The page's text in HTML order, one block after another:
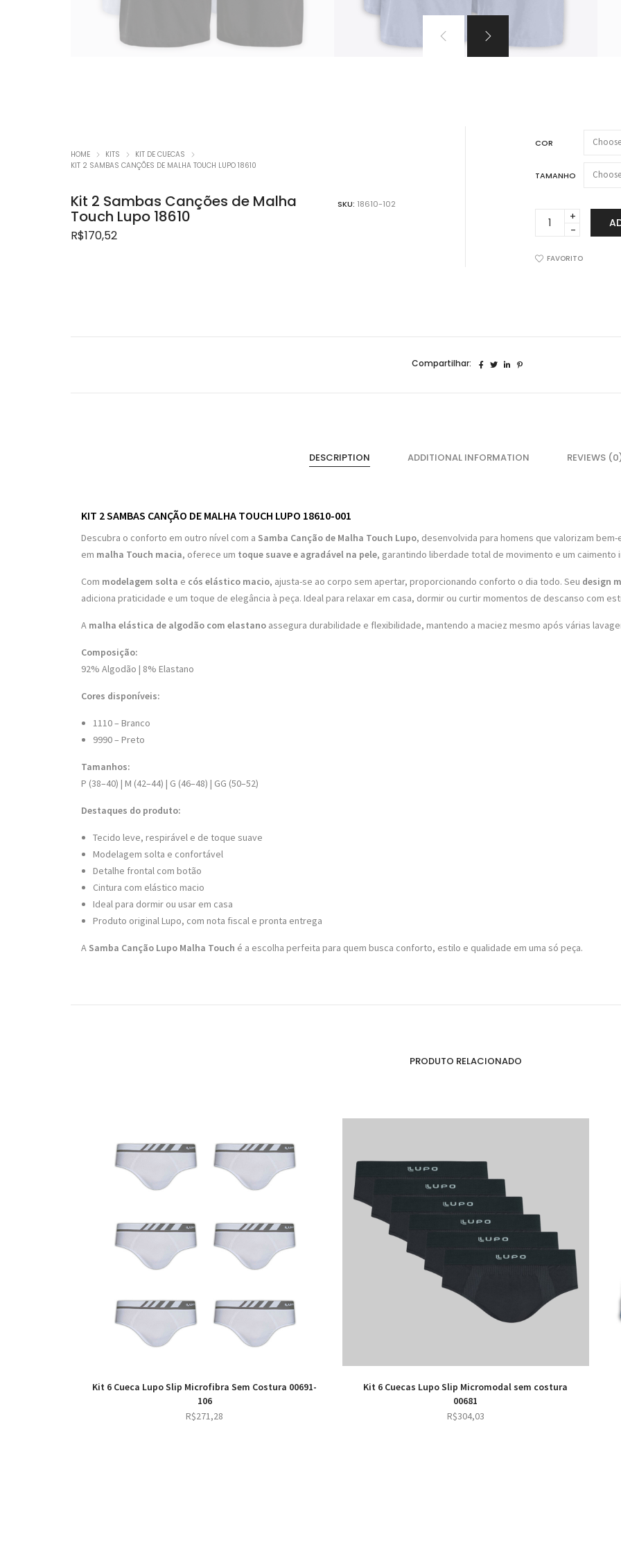
VER TODOS PRODUTOS
HOME KITS
KIT DE CUECAS
KIT 2 SAMBAS CANÇÕES DE MALHA TOUCH LUPO 18610
Kit 2 Sambas Canções de Malha
Touch Lupo 18610
R$170,52
SKU: 18610-102
COR
TAMANHO
Canções
FAVORITO
Compartilhar:
DESCRIPTION ADDITIONAL INFORMATION REVIEWS
KIT 2 SAMBAS CANÇÃO DE MALHA TOUCH LUPO 18610-001
Descubra o conforto em outro nível com a Samba Canção de Malha Touch Lupo, desenvolvida para homens que valorizam
em malha Touch macia, oferece um toque suave e agradável na pele, garantindo liberdade total de movimento e um caimento
Com modelagem solta e cós elástico macio, ajusta-se ao corpo sem apertar, proporcionando conforto o dia todo. Seu design
adiciona praticidade e um toque de elegância à peça. Ideal para relaxar em casa, dormir ou curtir momentos de descanso com
A malha elástica de algodão com elastano assegura durabilidade e flexibilidade, mantendo a maciez mesmo após várias
Composição:
92% Algodão | 8% Elastano
Cores disponíveis:
1110 – Branco
9990 – Preto
Tamanhos:
P (38–40) | M (42–44) | G (46–48) | GG (50–52)
Destaques do produto:
Tecido leve, respirável e de toque suave
Modelagem solta e confortável
Detalhe frontal com botão
Cintura com elástico macio
Ideal para dormir ou usar em casa
Produto original Lupo, com nota fiscal e pronta entrega
A Samba Canção Lupo Malha Touch é a escolha perfeita para quem busca conforto, estilo e qualidade em uma só peça.
PRODUTO RELACIONADO
Kit 6 Cueca Lupo Slip Microfibra Sem Costura 00691-
106
R$271,28
Kit 6 Cuecas Lupo Slip Micromodal sem costura
00681
R$304,03